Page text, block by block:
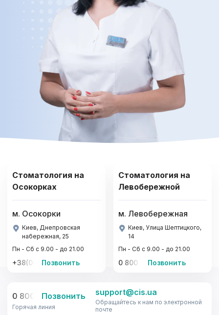
Стоматология на
Осокорках
м. Осокорки
Киев, Днепровская
набережная, 25
Пн - Сб с 9.00 - до 21.00
+38(067)-441-22-77, +38(095)-441-22-77
Позвонить
Стоматология на
Левобережной
м. Левобережная
Киев, Улица Шептицкого,
14
Пн - Сб с 9.00 - до 21.00
0 800 33-08-12
Позвонить
0 800 33-08-12
Позвонить
Горячая линия
support@cis.ua
Обращайтесь к нам по электронной
почте